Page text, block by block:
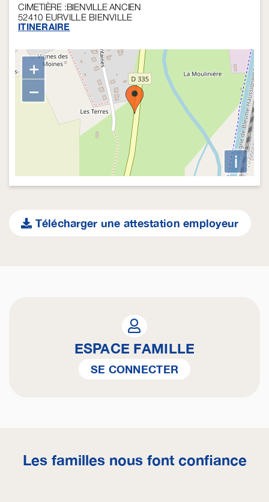
CIMETIÈRE :BIENVILLE ANCIEN
52410 EURVILLE BIENVILLE
ITINERAIRE
+
−
i
Télécharger une attestation employeur
ESPACE FAMILLE
SE CONNECTER
Les familles nous font confiance